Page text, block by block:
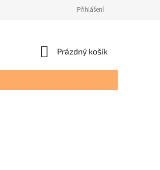
Přihlášení
NÁKUPNÍ
Prázdný košík